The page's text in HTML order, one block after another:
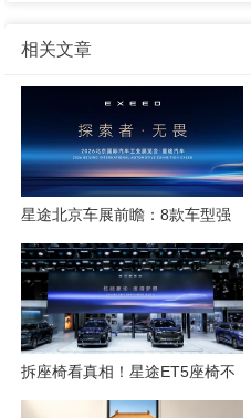
相关文章
星途北京车展前瞻：8款车型强
势集结，开启3.0性能豪华探索
新姿态
拆座椅看真相！星途ET5座椅不
只是舒适，技术藏满诚意